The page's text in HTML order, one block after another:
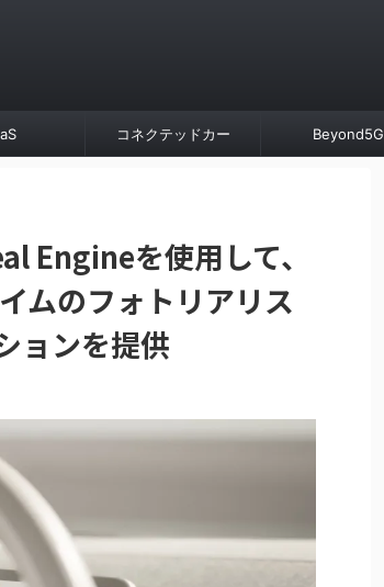
コネクテッドカー Beyond5G
Engineを使用して、
ムのフォトリアリス
ョンを提供